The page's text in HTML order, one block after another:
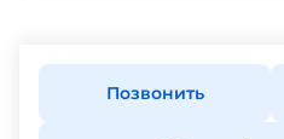
Позвонить